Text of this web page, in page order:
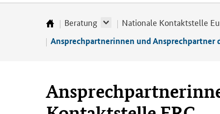
und
Raumfahrt
StartseiteBeratung Nationale Kontaktstelle
Ansprechpartnerinnen und Ansprechpartner